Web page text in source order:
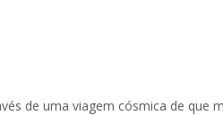
de uma viagem cósmica de que